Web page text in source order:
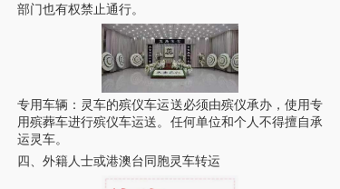
部门也有权禁止通行。
专用车辆： 灵车的殡仪车运送必须由殡仪承办，使用专
用殡葬车进行殡仪车运送。任何单位和个人不得擅自承
运 灵车。
四、外籍人士或港澳台同胞灵车转运